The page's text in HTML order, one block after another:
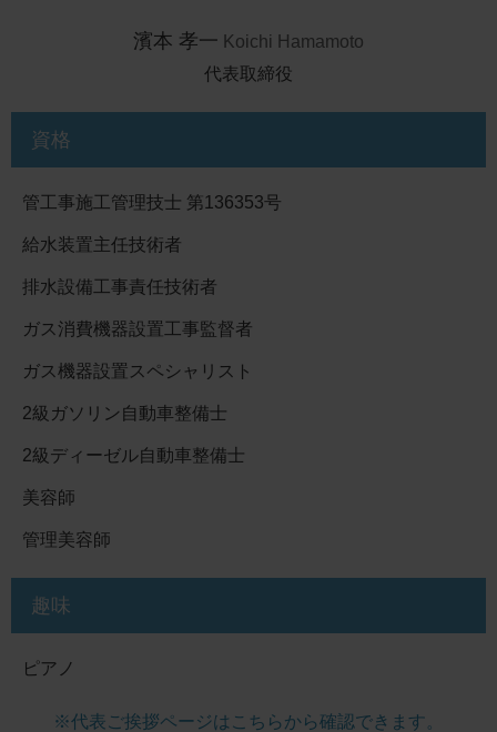
濱本 孝一 Koichi Hamamoto
代表取締役
資格
管工事施工管理技士 第136353号
給水装置主任技術者
排水設備工事責任技術者
ガス消費機器設置工事監督者
ガス機器設置スペシャリスト
2級ガソリン自動車整備士
2級ディーゼル自動車整備士
美容師
管理美容師
趣味
ピアノ
※代表ご挨拶ページはこちらから確認できます。